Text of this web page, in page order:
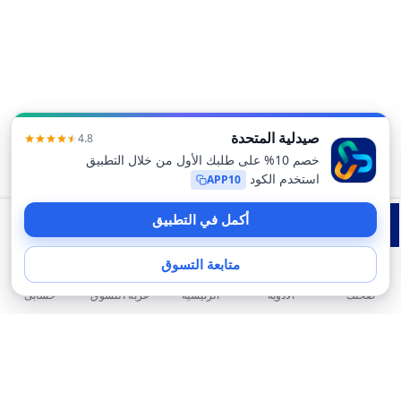
أضف إلى عربة التسوق
صحتك الأدوية الرئيسية عربة التسوق حسابى